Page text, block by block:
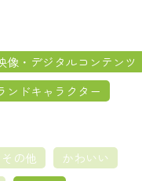
像・デジタルコンテンツ
ンドキャラクター
の他
かわいい